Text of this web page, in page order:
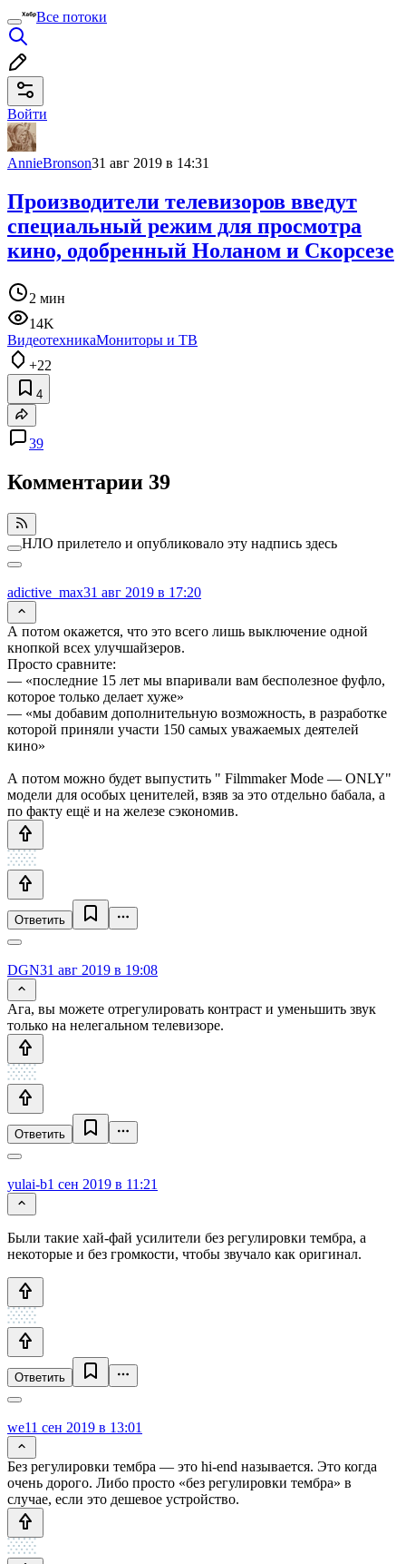
Все потоки
Войти
AnnieBronson31 авг 2019 в 14:31
Производители телевизоров введут
специальный режим для просмотра
кино, одобренный Ноланом и Скорсезе
2 мин
14K
ВидеотехникаМониторы и ТВ
+22
4
39
Комментарии 39
НЛО прилетело и опубликовало эту надпись здесь
adictive_max31 авг 2019 в 17:20
А потом окажется, что это всего лишь выключение одной
кнопкой всех улучшайзеров.
Просто сравните:
— «последние 15 лет мы впаривали вам бесполезное фуфло,
которое только делает хуже»
— «мы добавим дополнительную возможность, в разработке
которой приняли участи 150 самых уважаемых деятелей
кино»
А потом можно будет выпустить " Filmmaker Mode — ONLY"
модели для особых ценителей, взяв за это отдельно бабала, а
по факту ещё и на железе сэкономив.
Ответить
DGN31 авг 2019 в 19:08
Ага, вы можете отрегулировать контраст и уменьшить звук
только на нелегальном телевизоре.
Ответить
yulai-b1 сен 2019 в 11:21
Были такие хай-фай усилители без регулировки тембра, а
некоторые и без громкости, чтобы звучало как оригинал.
Ответить
we11 сен 2019 в 13:01
Без регулировки тембра — это hi-end называется. Это когда
очень дорого. Либо просто «без регулировки тембра» в
случае, если это дешевое устройство.